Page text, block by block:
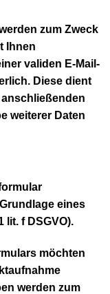
zum Zweck
Ihnen
validen E-Mail-
Diese dient
weiterer Daten
eines
lit. f DSGVO).
möchten
werden zum